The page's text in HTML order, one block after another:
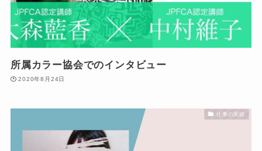
所属カラー協会でのインタビュー
2020年8月24日
仕事の実績